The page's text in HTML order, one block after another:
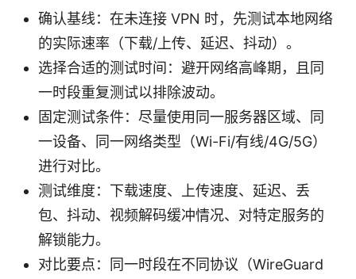
确认基线：在未连接 VPN 时，先测试本地网络
的实际速率（下载/上传、延迟、抖动）。
选择合适的测试时间：避开网络高峰期，且同
一时段重复测试以排除波动。
固定测试条件：尽量使用同一服务器区域、同
一设备、同一网络类型（Wi-Fi/有线/4G/5G）
进行对比。
测试维度：下载速度、上传速度、延迟、丢
包、抖动、视频解码缓冲情况、对特定服务的
解锁能力。
对比要点：同一时段在不同协议（WireGuard